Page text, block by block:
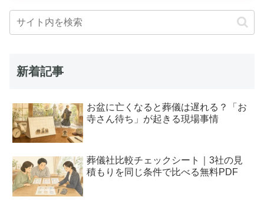
新着記事
お盆に亡くなると葬儀は遅れる？「お
寺さん待ち」が起きる現場事情
葬儀社比較チェックシート｜3社の見
積もりを同じ条件で比べる無料PDF